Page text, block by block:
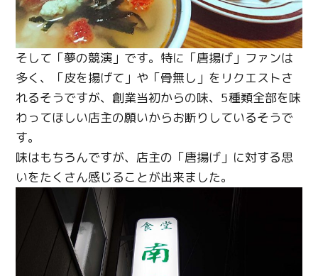
そして「夢の競演」です。特に「唐揚げ」ファンは
多く、「皮を揚げて」や「骨無し」をリクエストさ
れるそうですが、創業当初からの味、5種類全部を味
わってほしい店主の願いからお断りしているそうで
す。
味はもちろんですが、店主の「唐揚げ」に対する思
いをたくさん感じることが出来ました。